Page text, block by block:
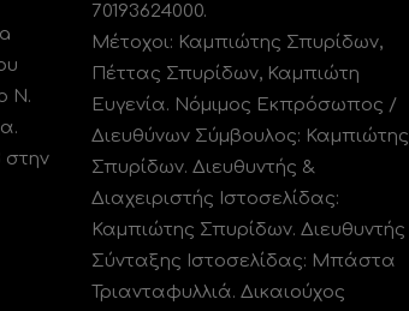
N.
στην
70193624000.
Μέτοχοι: Καμπιώτης Σπυρίδων,
Πέττας Σπυρίδων, Καμπιώτη
Ευγενία. Νόμιμος Εκπρόσωπος /
Διευθύνων Σύμβουλος: Καμπιώτης
Σπυρίδων. Διευθυντής &
Διαχειριστής Ιστοσελίδας:
Καμπιώτης Σπυρίδων. Διευθυντής
Σύνταξης Ιστοσελίδας: Μπάστα
Τριανταφυλλιά. Δικαιούχος